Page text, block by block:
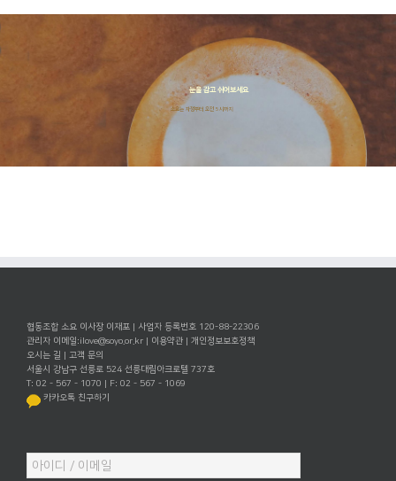
눈을 감고 쉬어보세요
소요는 자정부터 오전 5시까지
협동조합 소요 이사장 이재포 | 사업자 등록번호 120-88-22306
관리자 이메일:ilove@soyo.or.kr | 이용약관 | 개인정보보호정책
오시는 길 | 고객 문의
서울시 강남구 선릉로 524 선릉대림아크로텔 737호
T: 02 - 567 - 1070 | F: 02 - 567 - 1069
카카오톡 친구하기